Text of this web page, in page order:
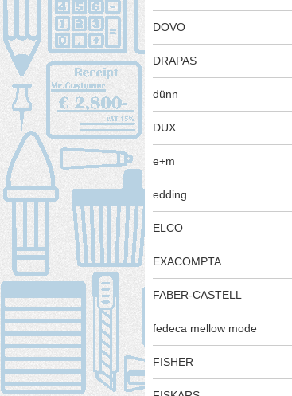
DOVO
DRAPAS
dünn
DUX
e+m
edding
ELCO
EXACOMPTA
FABER-CASTELL
fedeca mellow mode
FISHER